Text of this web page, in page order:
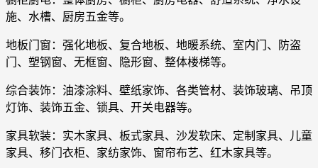
施、水槽、厨房五金等。
地板门窗：强化地板、复合地板、地暖系统、室内门、防盗
门、塑钢窗、无框窗、隐形窗、整体楼梯等。
综合装饰：油漆涂料、壁纸家饰、各类管材、装饰玻璃、吊顶
灯饰、装饰五金、锁具、开关电器等。
家具软装：实木家具、板式家具、沙发软床、定制家具、儿童
家具、移门衣柜、家纺家饰、窗帘布艺、红木家具等。